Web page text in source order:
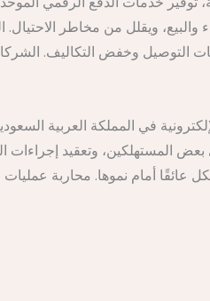
ويقلل من مخاطر
في المملكة العربية
المستهلكين، وتعقيد إجراءات